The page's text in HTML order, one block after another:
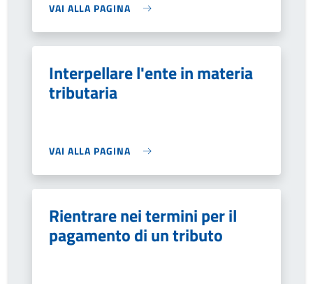
VAI ALLA PAGINA
Interpellare l'ente in materia
tributaria
VAI ALLA PAGINA
Rientrare nei termini per il
pagamento di un tributo